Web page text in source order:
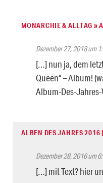
MONARCHIE & ALLTAG »
Dezember 27, 2018 um
[…] nun ja, dem
Queen“ – Album!
Album-Des-
ALBEN DES JAHRES
Dezember 28, 2016 um
[…] mit Text? hier